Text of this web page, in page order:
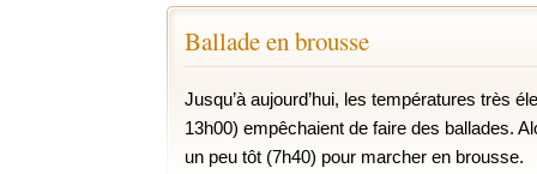
Ballade en brousse
Jusqu’à aujourd’hui, les températures très
13h00) empêchaient de faire des ballades.
un peu tôt (7h40) pour marcher en brousse.